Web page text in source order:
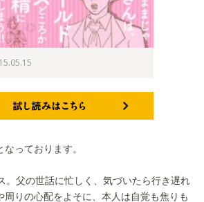
っております。
。父の世話に忙しく、気づいたら行き遅れ
周りの心配をよそに、本人は自覚も焦りも